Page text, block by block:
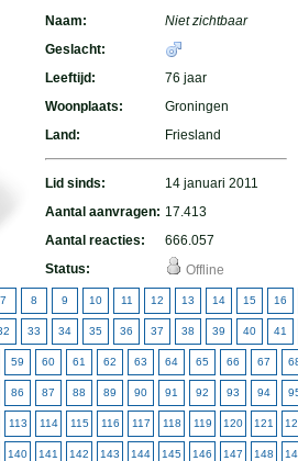
Naam:
Niet zichtbaar
Geslacht:
Leeftijd:
76 jaar
Woonplaats:
Groningen
Land:
Friesland
Lid sinds:
14 januari 2011
Aantal aanvragen: 17.413
Aantal reacties:
666.057
Status:
Offline
7 8 9 10 11 12 13 14 15 16
33 34 35 36 37 38 39 40 41
59 60 61 62 63 64 65 66 67
86 87 88 89 90 91 92 93 94
113 114 115 116 117 118 119 120 121
140 141 142 143 144 145 146 147 148